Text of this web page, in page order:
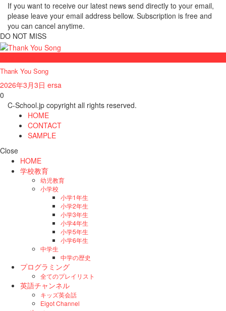
If you want to receive our latest news send directly to your email,
please leave your email address bellow. Subscription is free and
you can cancel anytime.
DO NOT MISS
Thank You Song
2026年3月3日 ersa
0
C-School.jp copyright all rights reserved.
HOME
CONTACT
SAMPLE
Close
HOME
学校教育
幼児教育
小学校
小学1年生
小学2年生
小学3年生
小学4年生
小学5年生
小学6年生
中学生
中学の歴史
プログラミング
全てのプレイリスト
英語チャンネル
キッズ英会話
Eigot Channel